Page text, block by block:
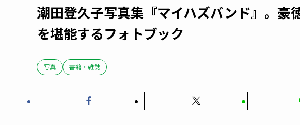
潮田登久子写真集『マイハズバンド』。豪
を堪能するフォトブック
写真 書籍・雑誌